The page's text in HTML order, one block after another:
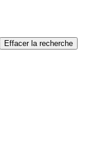
Effacer la recherche